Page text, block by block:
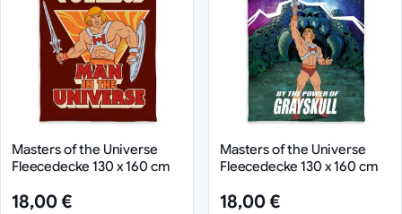
Masters of the Universe
Fleecedecke 130 x 160 cm
18,00 €
Masters of the Universe
Fleecedecke 130 x 160 cm
18,00 €